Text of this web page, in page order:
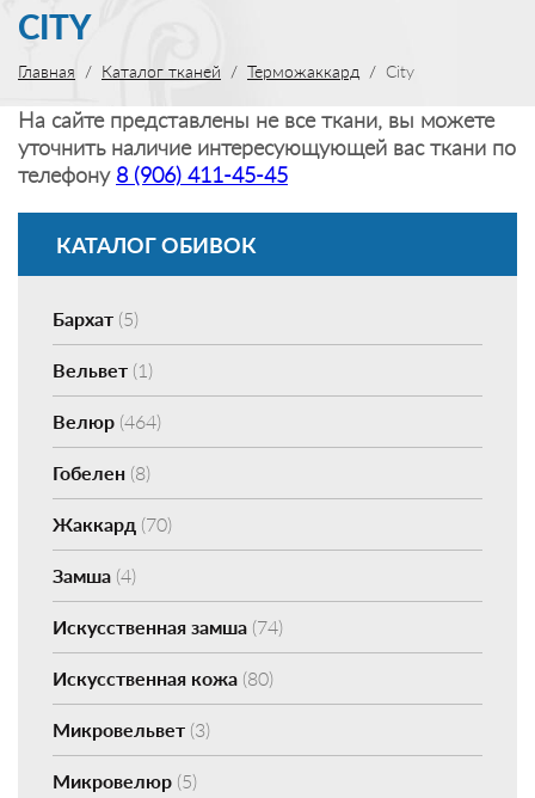
CITY
Главная Каталог тканей Терможаккард City
На сайте представлены не все ткани, вы можете
уточнить наличие интересующующей вас ткани по
телефону 8 (906) 411-45-45
КАТАЛОГ ОБИВОК
Бархат (5)
Вельвет (1)
Велюр (464)
Гобелен (8)
Жаккард (70)
Замша (4)
Искусственная замша (74)
Искусственная кожа (80)
Микровельвет (3)
Микровелюр (5)